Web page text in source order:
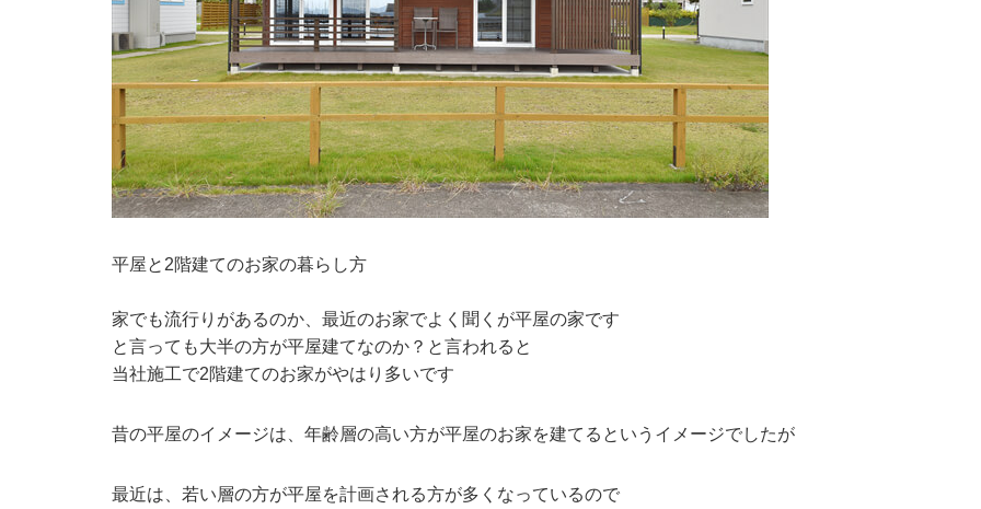
平屋と2階建てのお家の暮らし方
家でも流行りがあるのか、最近のお家でよく聞くが平屋の家です
と言っても大半の方が平屋建てなのか？と言われると
当社施工で2階建てのお家がやはり多いです
昔の平屋のイメージは、年齢層の高い方が平屋のお家を建てるというイメージでしたが
最近は、若い層の方が平屋を計画される方が多くなっているので